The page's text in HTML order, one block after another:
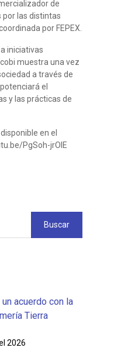
de
las distintas
por FEPEX.
iniciativas
muestra una vez
a través de
el
y las prácticas de
en el
PgSoh-jrOIE
acuerdo con la
Tierra
2026